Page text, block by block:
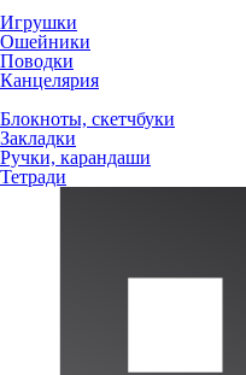
Игрушки
Ошейники
Поводки
Канцелярия
Блокноты, скетчбуки
Закладки
Ручки, карандаши
Тетради